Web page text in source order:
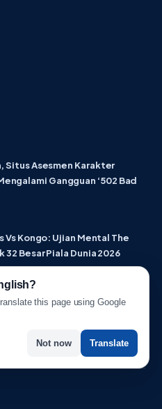
Situs Asesmen Karakter
Gangguan ‘502 Bad
Vs Kongo: Ujian Mental The
32 Besar Piala Dunia 2026
this page using Google
Not now Translate